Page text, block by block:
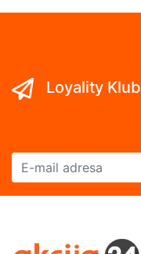
Loyality Klub
E-mail adresa